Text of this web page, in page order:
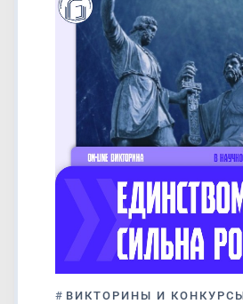
# ВИКТОРИНЫ И